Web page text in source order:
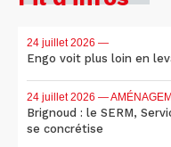
24 juillet 2026 —
Engo voit plus loin en
24 juillet 2026 —
Brignoud : le SERM,
se concrétise